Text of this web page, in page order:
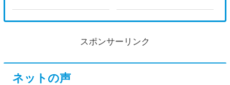
スポンサーリンク
ネットの声